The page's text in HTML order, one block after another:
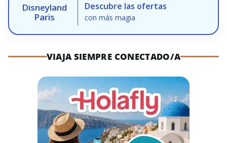
Disneyland
Paris
Descubre las ofertas
con más magia
VIAJA SIEMPRE CONECTADO/A